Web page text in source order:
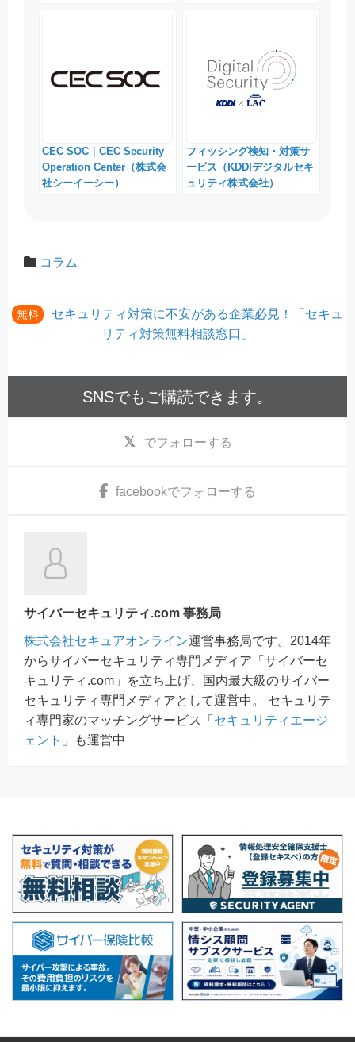
CEC SOC｜CEC Security
Operation Center（株式会
社シーイーシー）
フィッシング検知・対策サ
ービス（KDDIデジタルセキ
ュリティ株式会社）
コラム
無料
セキュリティ対策に不安がある企業必見！「セキュ
リティ対策無料相談窓口」
SNSでもご購読できます。
でフォローする
facebookでフォローする
サイバーセキュリティ.com 事務局
株式会社セキュアオンライン運営事務局です。2014年
からサイバーセキュリティ専門メディア「サイバーセ
キュリティ.com」を立ち上げ、国内最大級のサイバー
セキュリティ専門メディアとして運営中。 セキュリテ
ィ専門家のマッチングサービス「 セキュリティエージ
ェント 」も運営中